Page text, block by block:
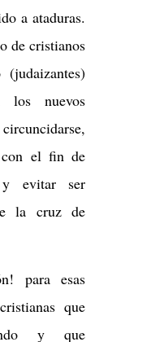
a ataduras.
de cristianos
los nuevos
con el fin de
y evitar ser
la cruz de
para esas
que
y que